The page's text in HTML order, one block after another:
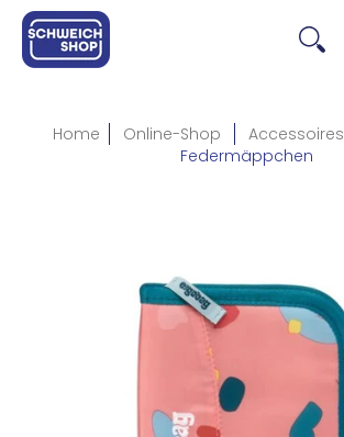
Home Online-Shop Accessoires
Federmäppchen